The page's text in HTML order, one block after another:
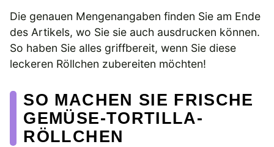
Die genauen Mengenangaben finden Sie am Ende
des Artikels, wo Sie sie auch ausdrucken können.
So haben Sie alles griffbereit, wenn Sie diese
leckeren Röllchen zubereiten möchten!
SO MACHEN SIE FRISCHE
GEMÜSE-TORTILLA-
RÖLLCHEN